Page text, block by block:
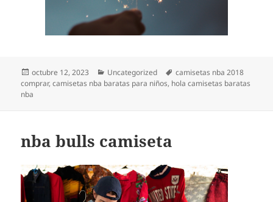
Publicado
el
octubre 12, 2023 Categorías
Uncategorized Etiquetas
camisetas nba 2018
comprar,camisetas nba baratas para niños, hola camisetas baratas
nba
nba bulls camiseta